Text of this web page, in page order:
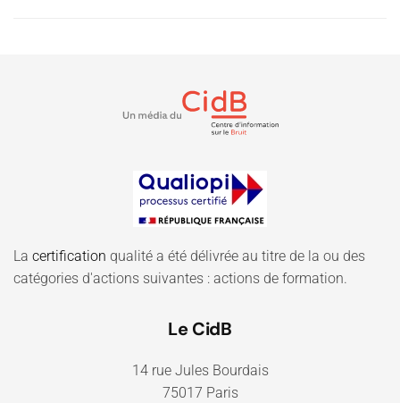
La certification qualité a été délivrée au titre de la ou des
catégories d'actions suivantes : actions de formation.
Le CidB
14 rue Jules Bourdais
75017 Paris